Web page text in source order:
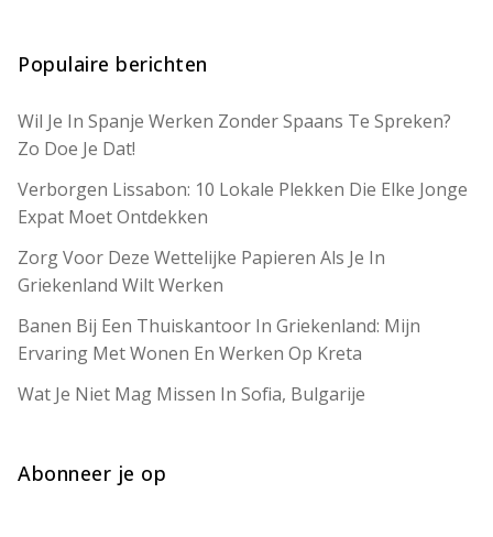
Populaire berichten
Wil Je In Spanje Werken Zonder Spaans Te Spreken?
Zo Doe Je Dat!
Verborgen Lissabon: 10 Lokale Plekken Die Elke Jonge
Expat Moet Ontdekken
Zorg Voor Deze Wettelijke Papieren Als Je In
Griekenland Wilt Werken
Banen Bij Een Thuiskantoor In Griekenland: Mijn
Ervaring Met Wonen En Werken Op Kreta
Wat Je Niet Mag Missen In Sofia, Bulgarije
Abonneer je op